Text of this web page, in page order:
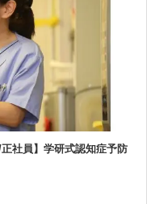
社員】学研式認知症予防